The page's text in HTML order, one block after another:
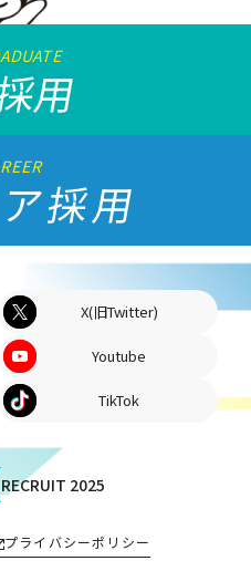
用
採用
RECRUIT 2025
X(旧Twitter)
Youtube
TikTok
プライバシーポリシー